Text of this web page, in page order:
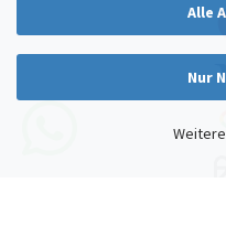
Alle
Nur